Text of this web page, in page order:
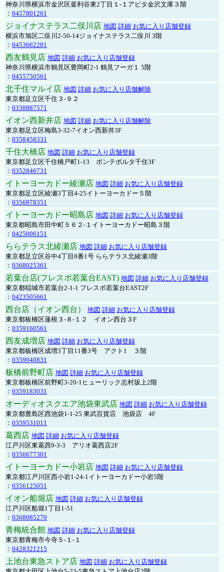
神奈川県横浜市金沢区釜利谷東2丁目１-１アピタ金沢文庫３階
： 0457801261
ジョイナステラス二俣川店 地図 詳細 お気に入り店舗登録
横浜市旭区二俣川2-50-14ジョイナステラス二俣川 3階
： 0453662281
西友鶴見店 地図 詳細 お気に入り店舗登録
神奈川県横浜市鶴見区豊岡町2-1 鶴見フーガ１ 5階
： 0455750561
北千住マルイ店 地図 詳細 お気に入り店舗解除
東京都足立区千住３-９２
： 0338887571
イオン西新井店 地図 詳細 お気に入り店舗解除
東京都足立区梅島3-32-7イオン西新井3F
： 0358458331
千住大橋店 地図 詳細 お気に入り店舗登録
東京都足立区千住橋戸町1-13 ポンテポルタ千住3F
： 0352846731
イトーヨーカドー綾瀬店 地図 詳細 お気に入り店舗登録
東京都足立区綾瀬3丁目4-25イトーヨーカドー５階
： 0356978351
イトーヨーカドー昭島店 地図 詳細 お気に入り店舗登録
東京都昭島市田中町５６２-１イトーヨーカドー昭島３階
： 0425006151
ららテラス北綾瀬店 地図 詳細 お気に入り店舗登録
東京都足立区谷中4丁目8番1号 ららテラス北綾瀬3階
： 0368025361
若葉台店(フレスポ若葉台EAST) 地図 詳細 お気に入り店舗登録
東京都稲城市若葉台2-1-1 フレスポ若葉台EAST2F
： 0423505661
西台店（イオン西台） 地図 詳細 お気に入り店舗登録
東京都板橋区蓮根３-８-１２ イオン西台３F
： 0359160561
西友成増店 地図 詳細 お気に入り店舗登録
東京都板橋区成増3丁目11番3号 アクト1 ３階
： 0359040831
板橋前野町店 地図 詳細 お気に入り店舗登録
東京都板橋区前野町3-20-1ヒューリック志村坂上2階
： 0359183031
オーディオスクエア池袋東武店 地図 詳細 お気に入り店舗登録
東京都豊島区西池袋1-1-25 東武百貨店 池袋店 4F
： 0359531011
葛西店 地図 詳細 お気に入り店舗登録
江戸川区東葛西9-3-3 アリオ葛西店2F
： 0356677301
イトーヨーカドー小岩店 地図 詳細 お気に入り店舗登録
東京都江戸川区西小岩1-24-1イトーヨーカドー小岩5階
： 0356125051
イオン船堀店 地図 詳細 お気に入り店舗登録
江戸川区船堀1丁目1-51
： 0368085270
青梅統合館 地図 詳細 お気に入り店舗登録
東京都青梅市今寺５-１-１
： 0428321215
上池台東急ストア店 地図 詳細 お気に入り店舗登録